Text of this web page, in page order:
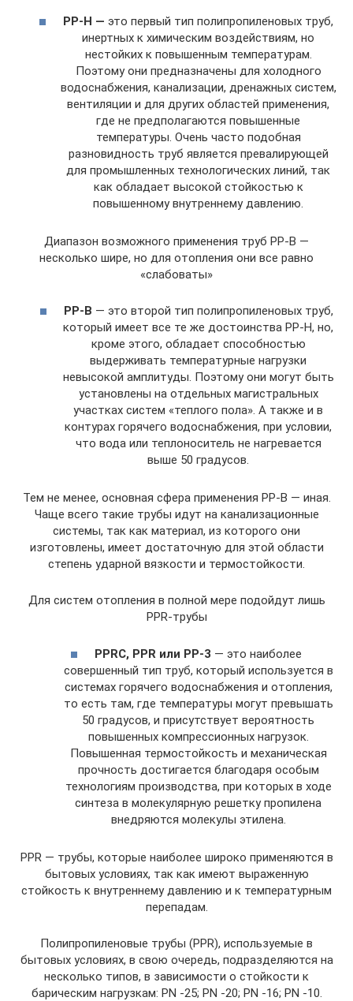
РР-Н — это первый тип полипропиленовых труб,
инертных к химическим воздействиям, но
нестойких к повышенным температурам.
Поэтому они предназначены для холодного
водоснабжения, канализации, дренажных систем,
вентиляции и для других областей применения,
где не предполагаются повышенные
температуры. Очень часто подобная
разновидность труб является превалирующей
для промышленных технологических линий, так
как обладает высокой стойкостью к
повышенному внутреннему давлению.
Диапазон возможного применения труб РР-В —
несколько шире, но для отопления они все равно
«слабоваты»
РР-В — это второй тип полипропиленовых труб,
который имеет все те же достоинства РР-Н, но,
кроме этого, обладает способностью
выдерживать температурные нагрузки
невысокой амплитуды. Поэтому они могут быть
установлены на отдельных магистральных
участках систем «теплого пола». А также и в
контурах горячего водоснабжения, при условии,
что вода или теплоноситель не нагревается
выше 50 градусов.
Тем не менее, основная сфера применения РР-В — иная.
Чаще всего такие трубы идут на канализационные
системы, так как материал, из которого они
изготовлены, имеет достаточную для этой области
степень ударной вязкости и термостойкости.
Для систем отопления в полной мере подойдут лишь
РРR-трубы
РРRC, РРR или РР-3 — это наиболее
совершенный тип труб, который используется в
системах горячего водоснабжения и отопления,
то есть там, где температуры могут превышать
50 градусов, и присутствует вероятность
повышенных компрессионных нагрузок.
Повышенная термостойкость и механическая
прочность достигается благодаря особым
технологиям производства, при которых в ходе
синтеза в молекулярную решетку пропилена
внедряются молекулы этилена.
РРR — трубы, которые наиболее широко применяются в
бытовых условиях, так как имеют выраженную
стойкость к внутреннему давлению и к температурным
перепадам.
Полипропиленовые трубы (РРR), используемые в
бытовых условиях, в свою очередь, подразделяются на
несколько типов, в зависимости о стойкости к
барическим нагрузкам: PN -25; PN -20; PN -16; PN -10.